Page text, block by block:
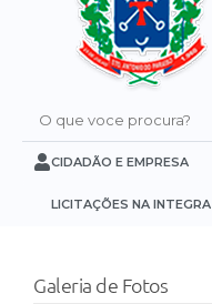
O que voce procura?
CIDADÃO E EMPRESA
LICITAÇÕES NA INTEGRA
Galeria de Fotos